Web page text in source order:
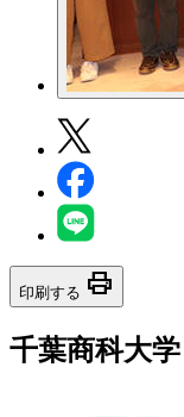
印刷する print
千葉商科大学